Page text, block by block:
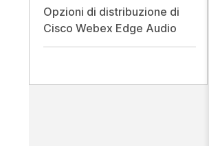
Opzioni di distribuzione di
Cisco Webex Edge Audio